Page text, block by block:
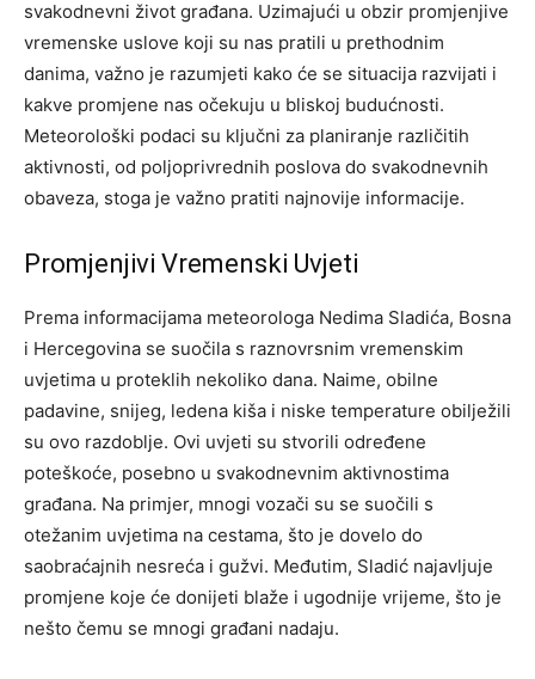
svakodnevni život građana. Uzimajući u obzir promjenjive
vremenske uslove koji su nas pratili u prethodnim
danima, važno je razumjeti kako će se situacija razvijati i
kakve promjene nas očekuju u bliskoj budućnosti.
Meteorološki podaci su ključni za planiranje različitih
aktivnosti, od poljoprivrednih poslova do svakodnevnih
obaveza, stoga je važno pratiti najnovije informacije.
Promjenjivi Vremenski Uvjeti
Prema informacijama meteorologa Nedima Sladića, Bosna
i Hercegovina se suočila s raznovrsnim vremenskim
uvjetima u proteklih nekoliko dana. Naime, obilne
padavine, snijeg, ledena kiša i niske temperature obilježili
su ovo razdoblje. Ovi uvjeti su stvorili određene
poteškoće, posebno u svakodnevnim aktivnostima
građana. Na primjer, mnogi vozači su se suočili s
otežanim uvjetima na cestama, što je dovelo do
saobraćajnih nesreća i gužvi. Međutim, Sladić najavljuje
promjene koje će donijeti blaže i ugodnije vrijeme, što je
nešto čemu se mnogi građani nadaju.